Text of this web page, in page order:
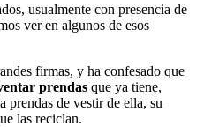
usualmente con presencia de
ver en algunos de esos
firmas, y ha confesado que
prendas que ya tiene,
prendas de vestir de ella, su
las reciclan.